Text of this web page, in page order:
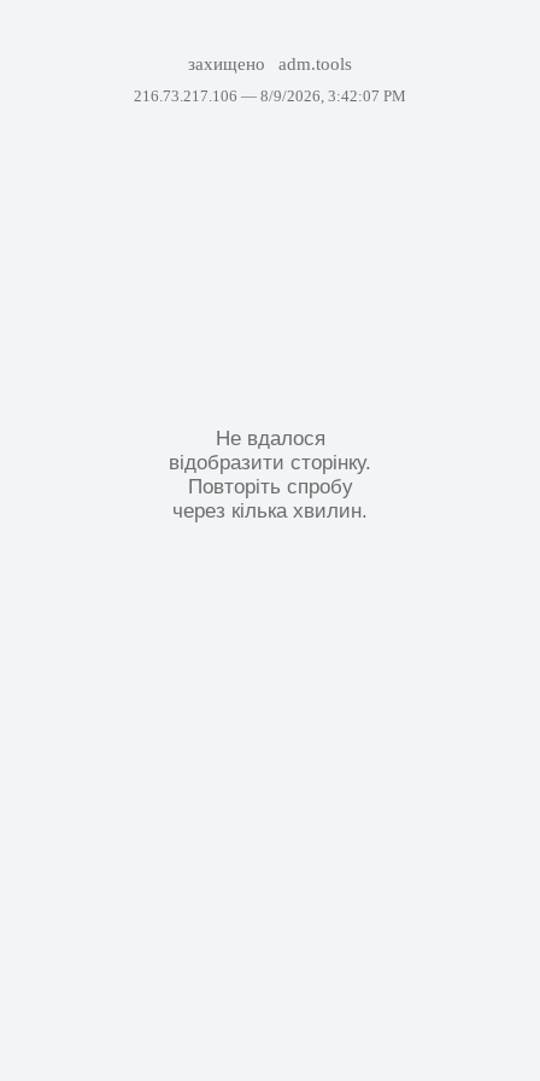
захищено adm.tools
216.73.217.106 — 8/9/2026, 3:42:07 PM
Не вдалося
відобразити сторінку.
Повторіть спробу
через кілька хвилин.